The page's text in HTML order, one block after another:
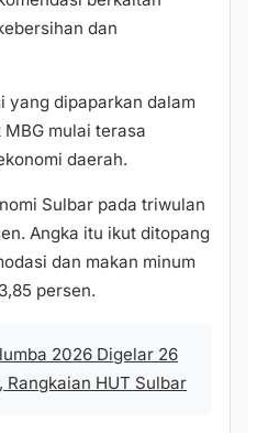
dan
yang dipaparkan dalam
mulai terasa
daerah.
Sulbar pada triwulan
Angka itu ikut ditopang
dan makan minum
persen.
2026 Digelar 26
Rangkaian HUT Sulbar